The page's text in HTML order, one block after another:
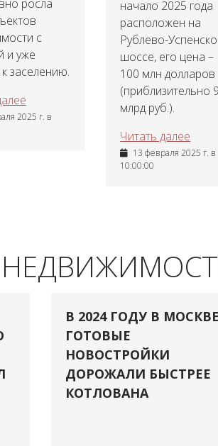
росла
с
и уже
заселению.
2025 г. в
начало 2025 года
расположен на
Рублево-
шоссе, его цена –
100 млн долларов
(приблизительно
млрд руб.).
Читать далее
13 февраля 2025 г. в
10:00:00
В 2024 ГОДУ В МОСКВЕ
ГОТОВЫЕ
НОВОСТРОЙКИ
ДОРОЖАЛИ БЫСТРЕЕ
КОТЛОВАНА